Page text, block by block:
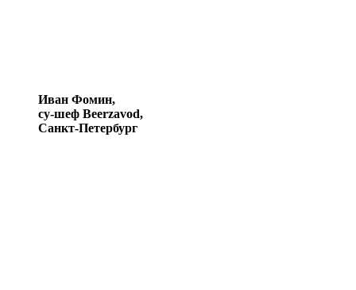
Иван Фомин,
су-шеф Beerzavod,
Санкт-Петербург